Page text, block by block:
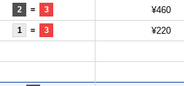
2 = 3 ¥460
1 = 3 ¥220